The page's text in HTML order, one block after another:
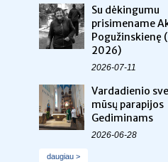
Su dėkingumu
prisimename
Pogužinskienę
2026)
2026-07-11
Vardadienio
mūsų parapijos
Gediminams
2026-06-28
daugiau >